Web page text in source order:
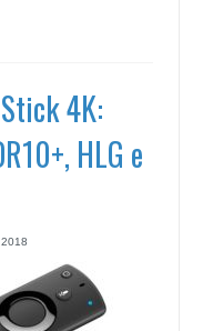
4K:
HLG e